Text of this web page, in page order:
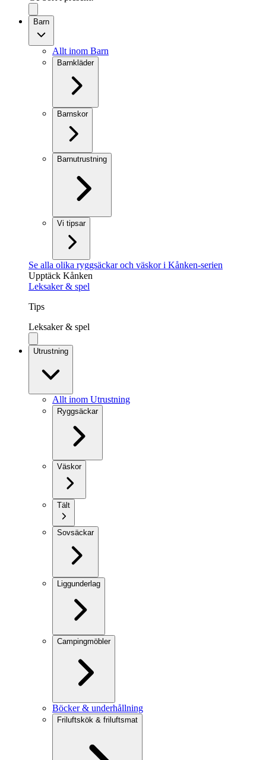
Barn
Allt inom Barn
Barnkläder
Barnskor
Barnutrustning
Vi tipsar
Se alla olika ryggsäckar och väskor i Kånken-serien
Upptäck Kånken
Leksaker & spel
Tips
Leksaker & spel
Utrustning
Allt inom Utrustning
Ryggsäckar
Väskor
Tält
Sovsäckar
Liggunderlag
Campingmöbler
Böcker & underhållning
Friluftskök & friluftsmat